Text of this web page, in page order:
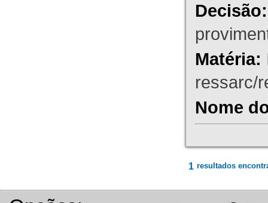
Decisão:
Matéria:
ressarc/
Nome
1 resultados